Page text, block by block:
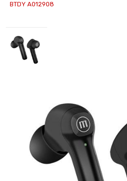
BTDY A012908